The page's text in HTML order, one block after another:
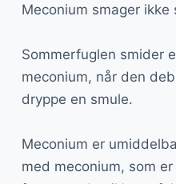
Meconium smager ikke
Sommerfuglen smider
meconium, når den
dryppe en smule.
Meconium er
med meconium, som